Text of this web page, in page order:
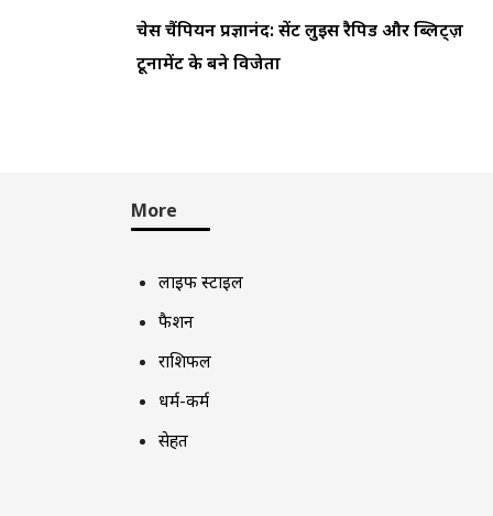
चेस चैंपियन प्रज्ञानंद: सेंट लुइस रैपिड और ब्लिट्ज़
टूर्नामेंट के बने विजेता
More
लाइफ स्टाइल
फैशन
राशिफल
धर्म-कर्म
सेहत